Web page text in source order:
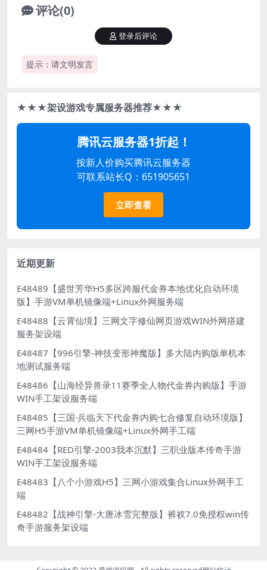
评论(0)
提示：请文明发言
登录后评论
★★★架设游戏专属服务器推荐★★★
腾讯云服务器1折起！
按新人价购买腾讯云服务器
可联系站长Q：651905651
立即查看
近期更新
E48489【盛世芳华H5多区跨服代金券本地优化自动环境
版】手游VM单机镜像端+Linux外网服务端
E48488【云霄仙境】三网文字修仙网页游戏WIN外网搭建
服务架设端
E48487【996引擎-神技变形神魔版】多大陆内购版单机本
地测试服务端
E48486【山海经异兽录11赛季全人物代金券内购版】手游
WIN手工架设服务端
E48485【三国·兵临天下代金券内购七合修复自动环境版】
三网H5手游VM单机镜像端+Linux外网手工端
E48484【RED引擎-2003我本沉默】三职业版本传奇手游
WIN手工架设服务端
E48483【八个小游戏H5】三网小游戏集合Linux外网手工
端
E48482【战神引擎-大唐冰雪完整版】裤衩7.0免授权win传
奇手游服务架设端